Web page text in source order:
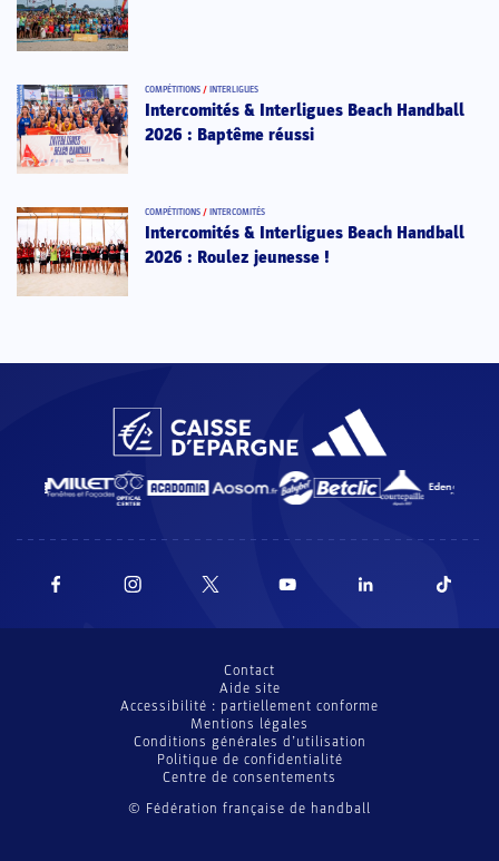
COMPÉTITIONS / INTERLIGUES
Intercomités & Interligues Beach Handball
2026 : Baptême réussi
COMPÉTITIONS / INTERCOMITÉS
Intercomités & Interligues Beach Handball
2026 : Roulez jeunesse !
© Fédération française de handball
Contact
Aide site
Accessibilité : partiellement conforme
Mentions légales
Conditions générales d’utilisation
Politique de confidentialité
Centre de consentements